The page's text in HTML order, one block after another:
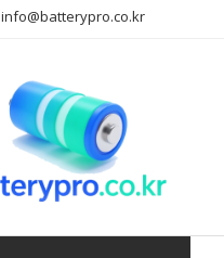
info@batterypro.co.kr